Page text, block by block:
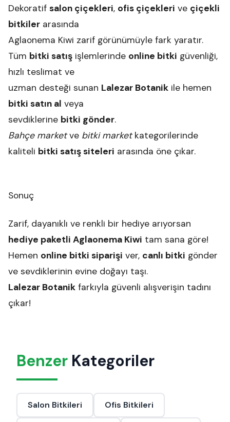
Dekoratif salon çiçekleri, ofis çiçekleri ve çiçekli
bitkiler arasında
Aglaonema Kiwi zarif görünümüyle fark yaratır.
Tüm bitki satış işlemlerinde online bitki güvenliği,
hızlı teslimat ve
uzman desteği sunan Lalezar Botanik ile hemen
bitki satın al veya
sevdiklerine bitki gönder.
Bahçe marketve bitki marketkategorilerinde
kaliteli bitki satış siteleri arasında öne çıkar.
Sonuç
Zarif, dayanıklı ve renkli bir hediye arıyorsan
hediye paketli Aglaonema Kiwi tam sana göre!
Hemen online bitki siparişi ver, canlı bitki gönder
ve sevdiklerinin evine doğayı taşı.
Lalezar Botanik farkıyla güvenli alışverişin tadını
çıkar!
Benzer Kategoriler
Salon Bitkileri Ofis Bitkileri